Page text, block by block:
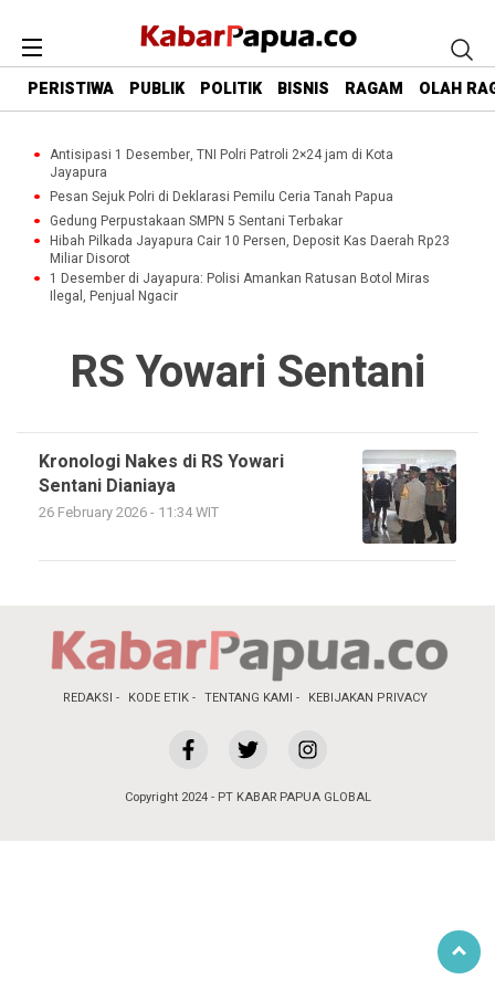
PERISTIWA PUBLIK POLITIK BISNIS RAGAM OLAH
Antisipasi 1 Desember, TNI Polri Patroli 2×24 jam di Kota
Jayapura
Pesan Sejuk Polri di Deklarasi Pemilu Ceria Tanah Papua
Gedung Perpustakaan SMPN 5 Sentani Terbakar
Hibah Pilkada Jayapura Cair 10 Persen, Deposit Kas Daerah Rp23
Miliar Disorot
1 Desember di Jayapura: Polisi Amankan Ratusan Botol Miras
Ilegal, Penjual Ngacir
RS Yowari Sentani
Kronologi Nakes di RS Yowari
Sentani Dianiaya
26 February 2026 - 11:34 WIT
REDAKSI KODE ETIK TENTANG KAMI KEBIJAKAN PRIVACY
Copyright 2024 - PT KABAR PAPUA GLOBAL